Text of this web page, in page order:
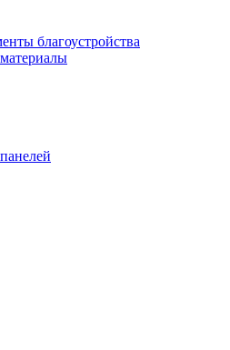
благоустройства